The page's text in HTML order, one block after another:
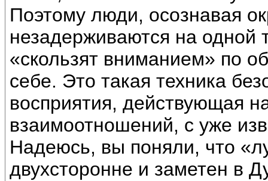
Поэтому люди, осознавая
незадерживаются на одной
«скользят вниманием» по
себе. Это такая техника
восприятия, действующая
взаимоотношений, с уже
Надеюсь, вы поняли, что
двухсторонне и заметен в